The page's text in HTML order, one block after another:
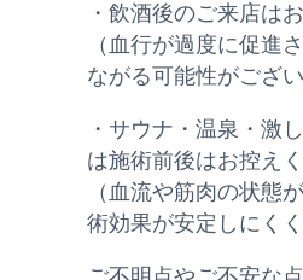
・飲酒後のご来店は
（血行が過度に促進
ながる可能性がござい
・サウナ・温泉・激
は施術前後はお控え
（血流や筋肉の状態
術効果が安定しにくく